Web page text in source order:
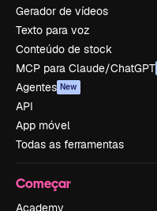
Gerador de vídeos
Texto para voz
Conteúdo de stock
MCP para Claude/ChatGPT
Agentes New
API
App móvel
Todas as ferramentas
Começar
Academy